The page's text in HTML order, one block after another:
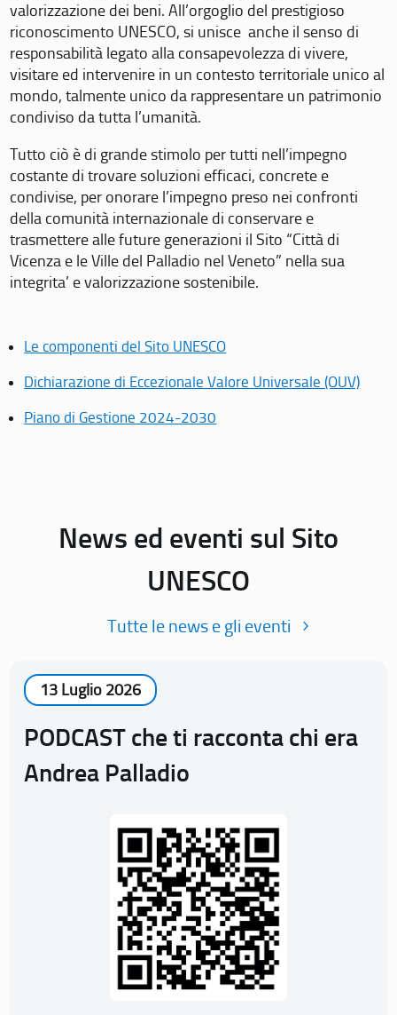
valorizzazione dei beni. All’orgoglio del prestigioso
riconoscimento UNESCO, si unisce anche il senso di
responsabilità legato alla consapevolezza di vivere,
visitare ed intervenire in un contesto territoriale unico al
mondo, talmente unico da rappresentare un patrimonio
condiviso da tutta l’umanità.
Tutto ciò è di grande stimolo per tutti nell’impegno
costante di trovare soluzioni efficaci, concrete e
condivise, per onorare l’impegno preso nei confronti
della comunità internazionale di conservare e
trasmettere alle future generazioni il Sito “Città di
Vicenza e le Ville del Palladio nel Veneto” nella sua
integrita’ e valorizzazione sostenibile.
Le componenti del Sito UNESCO
Dichiarazione di Eccezionale Valore Universale (OUV)
Piano di Gestione 2024-2030
News ed eventi sul Sito
UNESCO
Tutte le news e gli eventi
13 Luglio 2026
PODCAST che ti racconta chi era
Andrea Palladio